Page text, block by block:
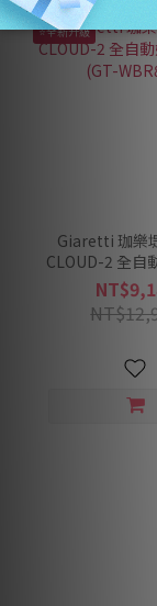
⭐全新升級
Giaretti 珈樂
CLOUD-2 全自
機 (GT-